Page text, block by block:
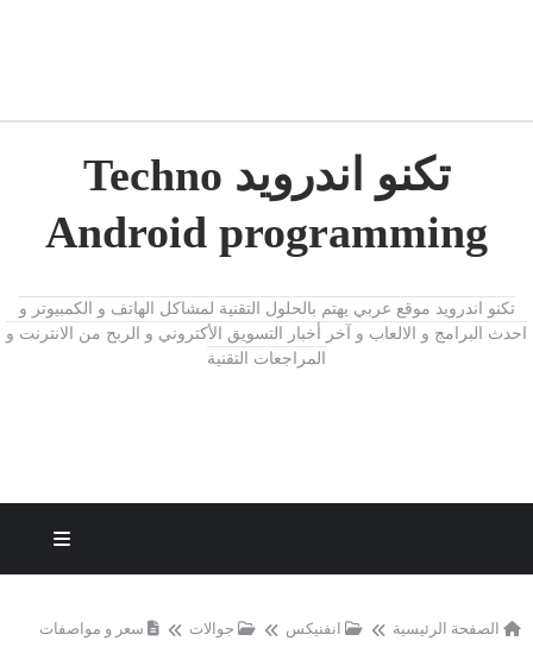
تكنو اندرويد Techno
Android programming
تكنو اندرويد موقع عربي يهتم بالحلول التقنية لمشاكل الهاتف و الكمبيوتر و
احدث البرامج و الالعاب و آخر أخبار التسويق الأكتروني و الربح من الانترنت و
المراجعات التقنية
الصفحة الرئيسية انفنيكس جوالات
سعر و مواصفات